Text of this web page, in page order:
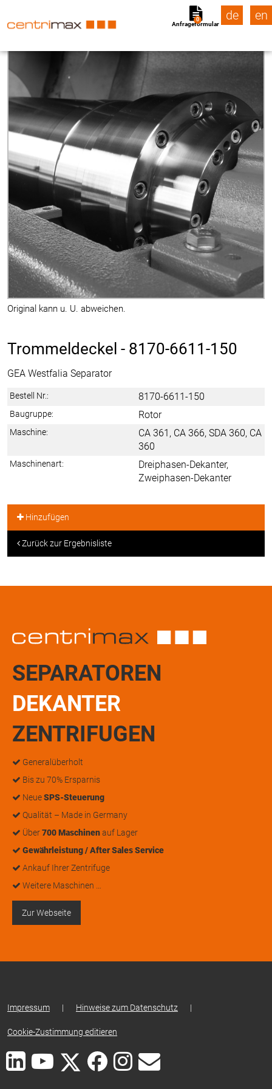
Anfrageformular
0 de en
Original kann u. U. abweichen.
Trommeldeckel - 8170-6611-150
GEA Westfalia Separator
Bestell Nr.: 8170-6611-150
Baugruppe: Rotor
Maschine:
CA 361, CA 366, SDA 360, CA
360
Maschinenart:
Dreiphasen-Dekanter,
Zweiphasen-Dekanter
Hinzufügen
Zurück zur Ergebnisliste
SEPARATOREN
DEKANTER
ZENTRIFUGEN
Generalüberholt
Bis zu 70% Ersparnis
NeueSPS-Steuerung
Qualität – Made in Germany
Über700 Maschinenauf Lager
Gewährleistung / After Sales Service
Ankauf Ihrer Zentrifuge
Weitere Maschinen …
Zur Webseite
Impressum | Hinweise zum Datenschutz |
Cookie-Zustimmung editieren